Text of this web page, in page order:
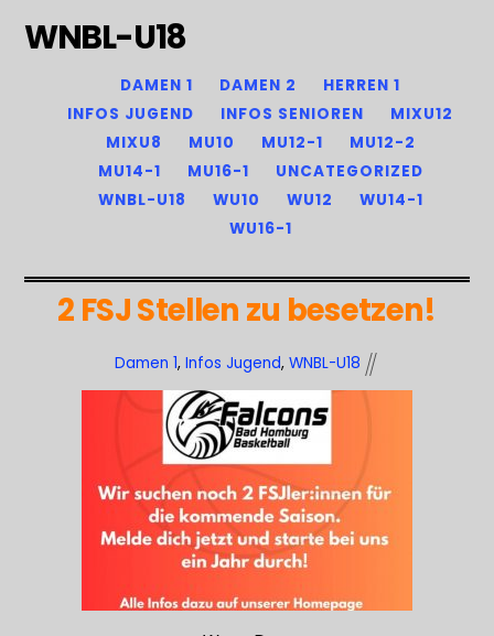
WNBL-U18
DAMEN 1 DAMEN 2
HERREN 1
INFOS JUGEND
INFOS SENIOREN
MIXU12
MIXU8
MU10 MU12-1
MU12-2
MU14-1
MU16-1
UNCATEGORIZED
WNBL-U18
WU10 WU12
WU14-1
WU16-1
2 FSJ Stellen zu besetzen!
Damen 1,Infos Jugend,WNBL-U18